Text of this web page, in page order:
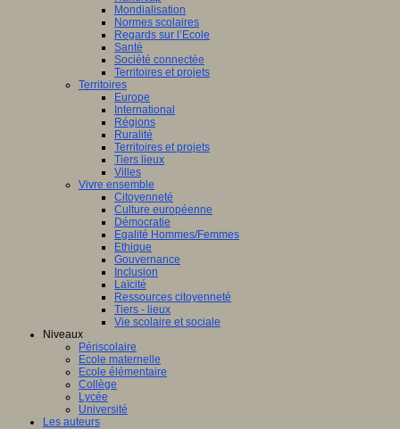
Mondialisation
Normes scolaires
Regards sur l’Ecole
Santé
Société connectée
Territoires et projets
Territoires
Europe
International
Régions
Ruralité
Territoires et projets
Tiers lieux
Villes
Vivre ensemble
Citoyenneté
Culture européenne
Démocratie
Egalité Hommes/Femmes
Ethique
Gouvernance
Inclusion
Laïcité
Ressources citoyenneté
Tiers - lieux
Vie scolaire et sociale
Niveaux
Périscolaire
Ecole maternelle
Ecole élémentaire
Collège
Lycée
Université
Les auteurs